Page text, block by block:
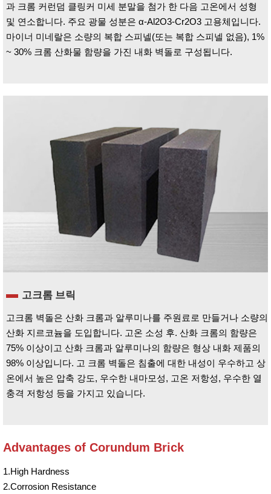
과 크롬 커런덤 클링커 미세 분말을 첨가 한 다음 고온에서 성형
및 연소합니다. 주요 광물 성분은 α-Al2O3-Cr2O3 고용체입니다.
마이너 미네랄은 소량의 복합 스피넬(또는 복합 스피넬 없음), 1%
~ 30% 크롬 산화물 함량을 가진 내화 벽돌로 구성됩니다.
고크롬 브릭
고크롬 벽돌은 산화 크롬과 알루미나를 주원료로 만들거나 소량의
산화 지르코늄을 도입합니다. 고온 소성 후. 산화 크롬의 함량은
75% 이상이고 산화 크롬과 알루미나의 함량은 형상 내화 제품의
98% 이상입니다. 고 크롬 벽돌은 침출에 대한 내성이 우수하고 상
온에서 높은 압축 강도, 우수한 내마모성, 고온 저항성, 우수한 열
충격 저항성 등을 가지고 있습니다.
Advantages of Corundum Brick
1.High Hardness
2.Corrosion Resistance